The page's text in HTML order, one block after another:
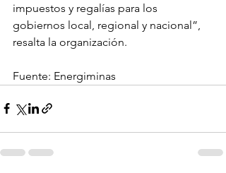
impuestos y regalías para los
gobiernos local, regional y nacional”,
resalta la organización.
Fuente: Energiminas